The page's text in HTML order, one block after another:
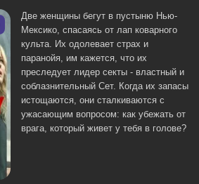
Две женщины бегут в пустыню Нью-
Мексико, спасаясь от лап коварного
культа. Их одолевает страх и
паранойя, им кажется, что их
преследует лидер секты - властный и
соблазнительный Сет. Когда их запасы
истощаются, они сталкиваются с
ужасающим вопросом: как убежать от
врага, который живет у тебя в голове?